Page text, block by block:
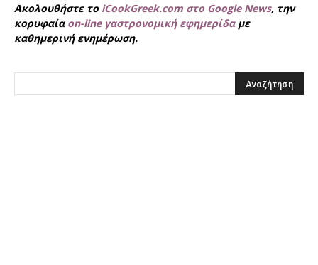
Ακολουθήστε το iCookGreek.com στο Google News, την
κορυφαία on-line γαστρονομική εφημερίδαμε
καθημερινή ενημέρωση.